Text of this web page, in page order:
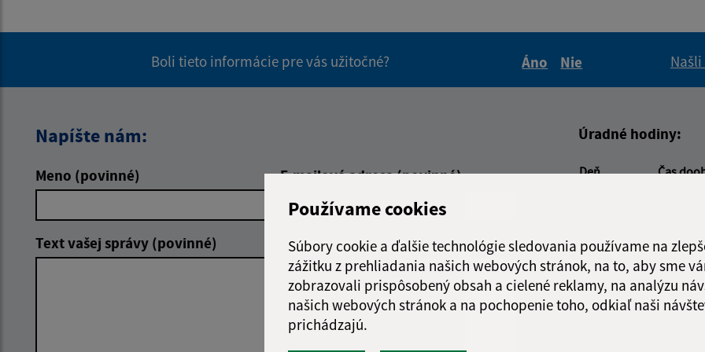
Používame cookies
Súbory cookie a ďalšie technológie sledovania používame na
zážitku z prehliadania našich webových stránok, na to, aby sme
zobrazovali prispôsobený obsah a cielené reklamy, na analýzu
našich webových stránok a na pochopenie toho, odkiaľ naši
prichádzajú.
Boli tieto informácie pre vás užitočné?
Áno
Nie
Napíšte nám:
Meno (povinné) E-mailová adresa (povinné)
Text vašej správy (povinné)
Úradné hodiny:
Deň Čas
Štvrtok:
07:00 -
Piatok:
Obedňajšia